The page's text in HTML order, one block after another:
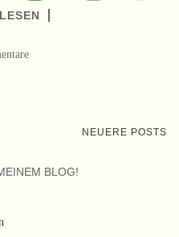
NEUERE POSTS
BLOG!